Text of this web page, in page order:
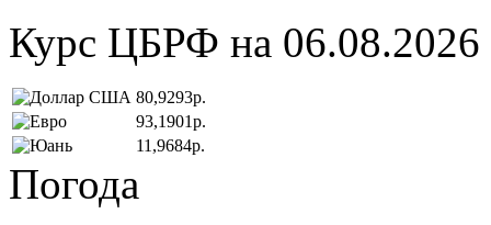
Курс ЦБРФ на 06.08.2026
80,9293р.
93,1901р.
11,9684р.
Погода